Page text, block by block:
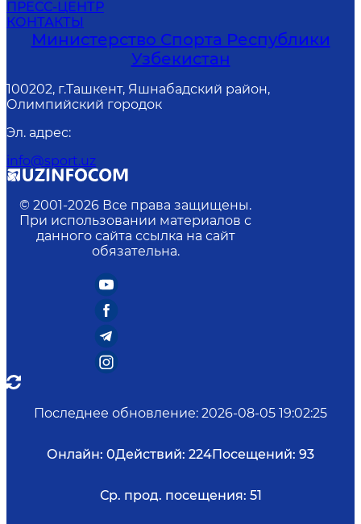
ПРЕСС-ЦЕНТР
КОНТАКТЫ
Министерство Спорта Республики
Узбекистан
100202, г.Ташкент, Яшнабадский район,
Олимпийский городок
Эл. адрес:
info@sport.uz
© 2001-2026 Все права защищены.
При использовании материалов с
данного сайта ссылка на сайт
обязательна.
Последнее обновление: 2026-08-05 19:02:25
Онлайн: 0Действий: 224Посещений: 93
Ср. прод. посещения: 51